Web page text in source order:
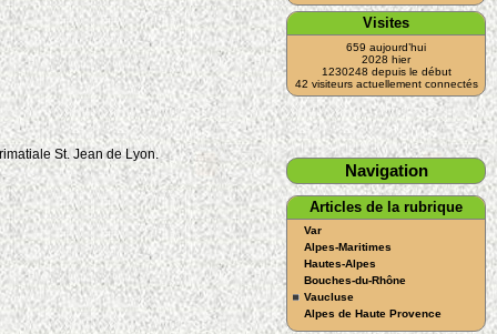
St. Jean de Lyon.
Visites
659 aujourd’hui
2028 hier
1230248 depuis le début
42 visiteurs actuellement connectés
Navigation
Articles de la rubrique
Var
Alpes-Maritimes
Hautes-Alpes
Bouches-du-Rhône
Vaucluse
Alpes de Haute Provence